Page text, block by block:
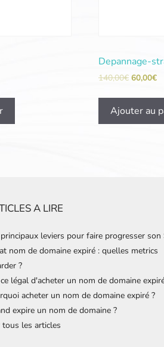
Depannage-
140,00€ 60,00€
Ajouter au
A LIRE
leviers pour faire progresser son
nom de domaine expiré : quelles metrics
?
légal d'acheter un nom de domaine
acheter un nom de domaine expiré ?
expire un nom de domaine ?
tous les articles